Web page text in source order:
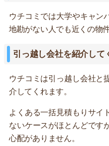
ウチコミでは大学やキャン
地勘がない人でも近くの物
引っ越し会社を紹介して
ウチコミは引っ越し会社と
介してくれます。
よくある一括見積もりサイ
ないケースがほとんどです
心配がありません。